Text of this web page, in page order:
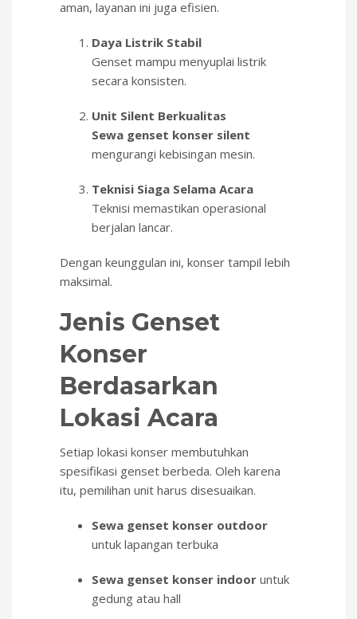
aman, layanan ini juga efisien.
Daya Listrik Stabil
Genset mampu menyuplai listrik
secara konsisten.
Unit Silent Berkualitas
Sewa genset konser silent
mengurangi kebisingan mesin.
Teknisi Siaga Selama Acara
Teknisi memastikan operasional
berjalan lancar.
Dengan keunggulan ini, konser tampil lebih
maksimal.
Jenis Genset
Konser
Berdasarkan
Lokasi Acara
Setiap lokasi konser membutuhkan
spesifikasi genset berbeda. Oleh karena
itu, pemilihan unit harus disesuaikan.
Sewa genset konser outdoor
untuk lapangan terbuka
Sewa genset konser indoor untuk
gedung atau hall